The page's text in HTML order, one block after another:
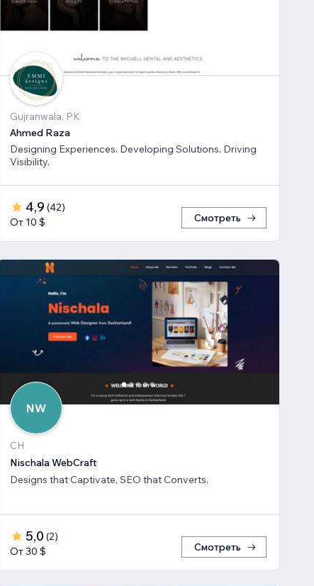
Gujranwala, PK
Ahmed Raza
Designing Experiences. Developing Solutions. Driving
Visibility.
4,9 (42)
От 10 $
Смотреть
NW
CH
Nischala WebCraft
Designs that Captivate, SEO that Converts.
5,0 (2)
От 30 $
Смотреть